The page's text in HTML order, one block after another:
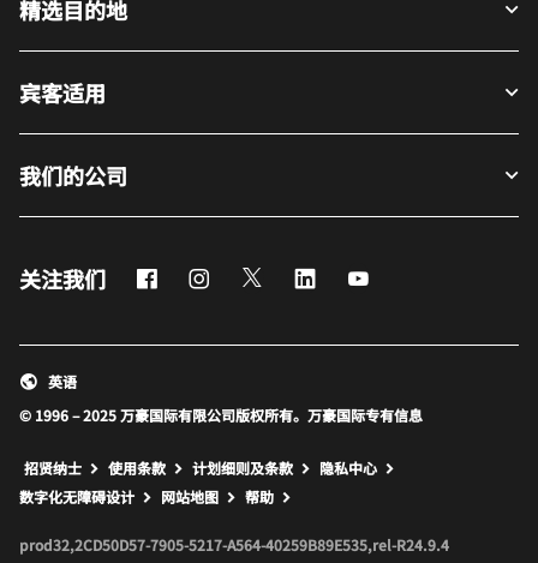
精选目的地
宾客适用
我们的公司
关注我们 FacebookInstagram
Twitter LinkedIn
© 1996 – 2025 万豪国际有限公司版权所有。万豪国际专有信息
英语
招贤纳士 使用条款 计划细则及条款
隐私中心
数字化无障碍设计
网站地图 打开新窗口
帮助
prod32,2CD50D57-7905-5217-A564-40259B89E535,rel-R24.9.4